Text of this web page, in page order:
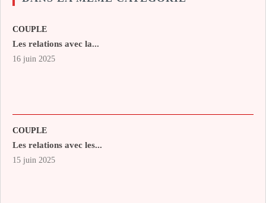
COUPLE
Les relations avec la...
16 juin 2025
COUPLE
Les relations avec les...
15 juin 2025